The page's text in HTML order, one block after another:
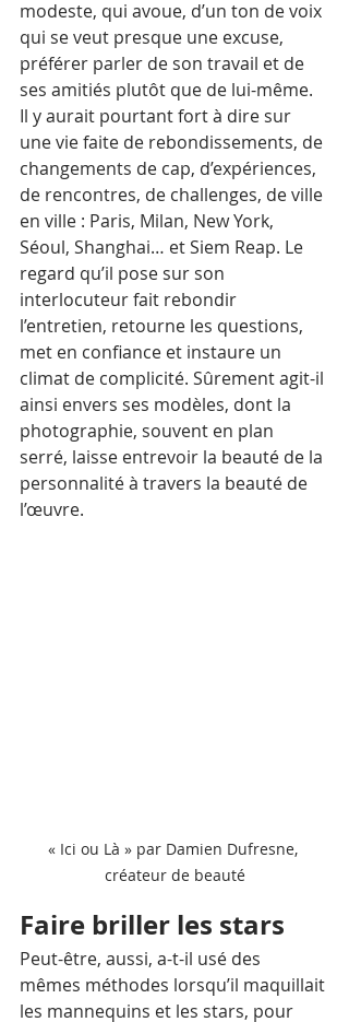
modeste, qui avoue, d’un ton de voix
qui se veut presque une excuse,
préférer parler de son travail et de
ses amitiés plutôt que de lui-même.
Il y aurait pourtant fort à dire sur
une vie faite de rebondissements, de
changements de cap, d’expériences,
de rencontres, de challenges, de ville
en ville : Paris, Milan, New York,
Séoul, Shanghai… et Siem Reap. Le
regard qu’il pose sur son
interlocuteur fait rebondir
l’entretien, retourne les questions,
met en confiance et instaure un
climat de complicité. Sûrement agit-il
ainsi envers ses modèles, dont la
photographie, souvent en plan
serré, laisse entrevoir la beauté de la
personnalité à travers la beauté de
l’œuvre.
« Ici ou Là » par Damien Dufresne,
créateur de beauté
Faire briller les stars
Peut-être, aussi, a-t-il usé des
mêmes méthodes lorsqu’il maquillait
les mannequins et les stars, pour